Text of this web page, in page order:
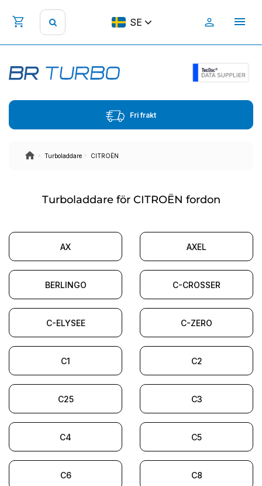
SE
Fri frakt
Turboladdare CITROËN
Turboladdare för CITROËN fordon
AX AXEL
BERLINGO C-CROSSER
C-ELYSEE C-ZERO
C1 C2
C25 C3
C4 C5
C6 C8